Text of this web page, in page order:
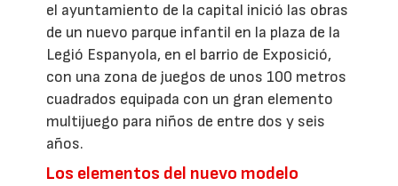
el ayuntamiento de la capital inició las obras
de un nuevo parque infantil en la plaza de la
Legió Espanyola, en el barrio de Exposició,
con una zona de juegos de unos 100 metros
cuadrados equipada con un gran elemento
multijuego para niños de entre dos y seis
años.
Los elementos del nuevo modelo